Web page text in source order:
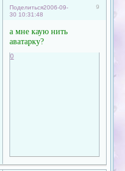
Поделиться 9
2006-09-
30 10:31:48
а мне каую нить
аватарку?
0